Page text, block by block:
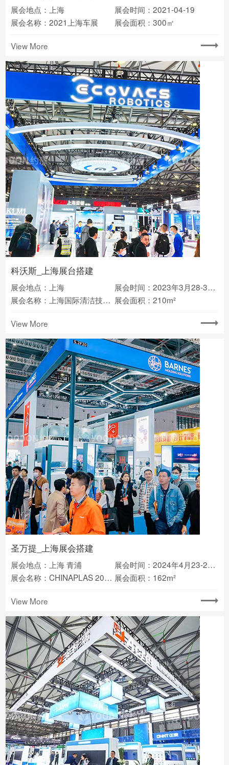
展会地点：上海
展会时间：2021-04-19
展会名称：2021上海车展
展会面积：300㎡
View More
科沃斯_上海展台搭建
展会地点：上海
展会时间：2023年3月28-31日
展会名称：上海国际清洁技术与设备展览会(CCE） 展会面积：210m²
View More
圣万提_上海展会搭建
展会地点：上海 青浦
展会时间：2024年4月23-26日
展会名称：CHINAPLAS 2024国际橡塑展 展会面积：162m²
View More